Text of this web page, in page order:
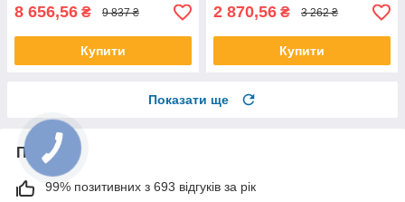
8 656,56 ₴ 9 837 ₴
Купити
2 870,56 ₴ 3 262 ₴
Купити
Показати ще
Про нас
99% позитивних з 693 відгуків за рік